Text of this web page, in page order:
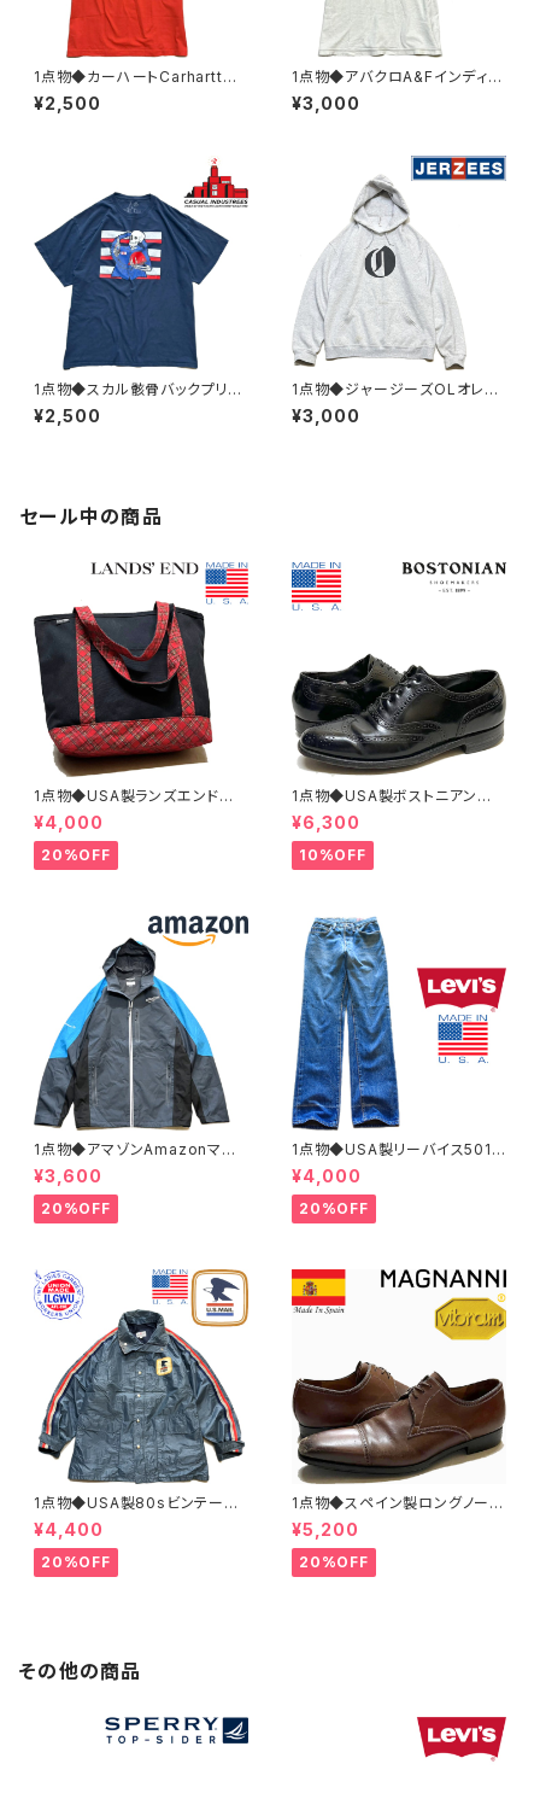
1点物◆カーハートCarharttバ
ックプリントTシャツ古着メンズL
レディースOKアメカジ90sスト
¥2,500
1点物◆アバクロA&Fインディア
ン半袖ビンテージ加工Tシャツ
古着メンズMLレディースOKア
¥3,000
1点物◆スカル骸骨バックプリン
ト紺フェードTシャツ古着メンズ
3XLレディースOKアメカジ90s
¥2,500
1点物◆ジャージーズOLオレゴ
ンライブ黒プリントスウェットパ
ーカーUSA古着メンズLレディ
¥3,000
セール中の商品
1点物◆USA製ランズエンド黒ト
ートバッグ鞄カバン古着メンズレ
ディースOKアメカジ90sストリ
ート/スポーツUSAブランド中古
エコバッグ348659
¥4,000
20%OFF
1点物◆USA製ボストニアン黒
革靴レザーシューズ古着メンズ2
6.5レディースOKアメカジ90s
ストリートUSスポーツ中古スニ
ーカーBOSTONIAN362316
¥6,300
10%OFF
1点物◆アマゾンAmazonマウ
ンテンパーカー中古ナイロンジ
ャケット古着メンズXLレディース
OKアメカジ90sストリートUS
灰色アウター水色362468
¥3,600
20%OFF
1点物◆USA製リーバイス501ビ
ンテージ黒カン80sジーンズ古
着メンズレディースOKアメカジ/
ストリート/ブランドアメリカ製デ
ニムパンツ372581
¥4,000
20%OFF
1点物◆USA製80sビンテージ
US MAIL紺ナイロンジャケット
古着LメンズXLレディースOKア
メカジ90sストリートマウンテン
パーカーアウター362465
¥4,400
20%OFF
1点物◆スペイン製ロングノーズ
茶革靴レザーシューズ古着メン
ズ31レディースOKアメカジ90s
ストリート中古ブランド13ビッグ
サイズ373489
¥5,200
20%OFF
その他の商品